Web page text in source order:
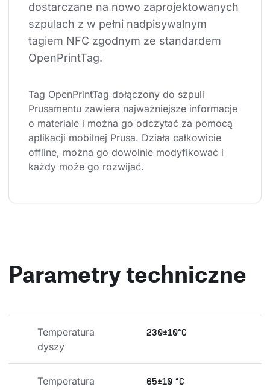
dostarczane na nowo zaprojektowanych
szpulach z w pełni nadpisywalnym
tagiem NFC zgodnym ze standardem
OpenPrintTag.
Tag OpenPrintTag dołączony do szpuli
Prusamentu zawiera najważniejsze informacje
o materiale i można go odczytać za pomocą
aplikacji mobilnej Prusa. Działa całkowicie
offline, można go dowolnie modyfikować i
każdy może go rozwijać.
Parametry techniczne
Temperatura
dyszy
230±10°C
Temperatura
65±10 °C